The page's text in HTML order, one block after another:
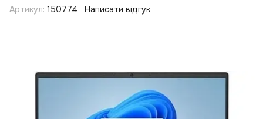
Артикул: 150774 Написати відгук